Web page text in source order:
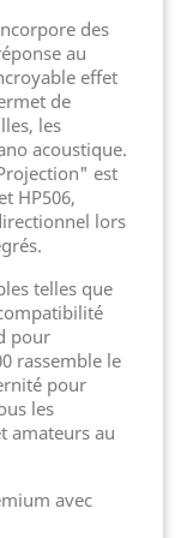
des
au
effet
de
les
acoustique.
est
HP506,
lors
telles que
pour
rassemble le
pour
les
amateurs au
avec